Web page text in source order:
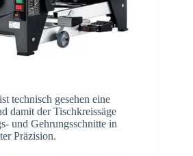
ist technisch gesehen eine
damit der Tischkreissäge
und Gehrungsschnitte in
Präzision.